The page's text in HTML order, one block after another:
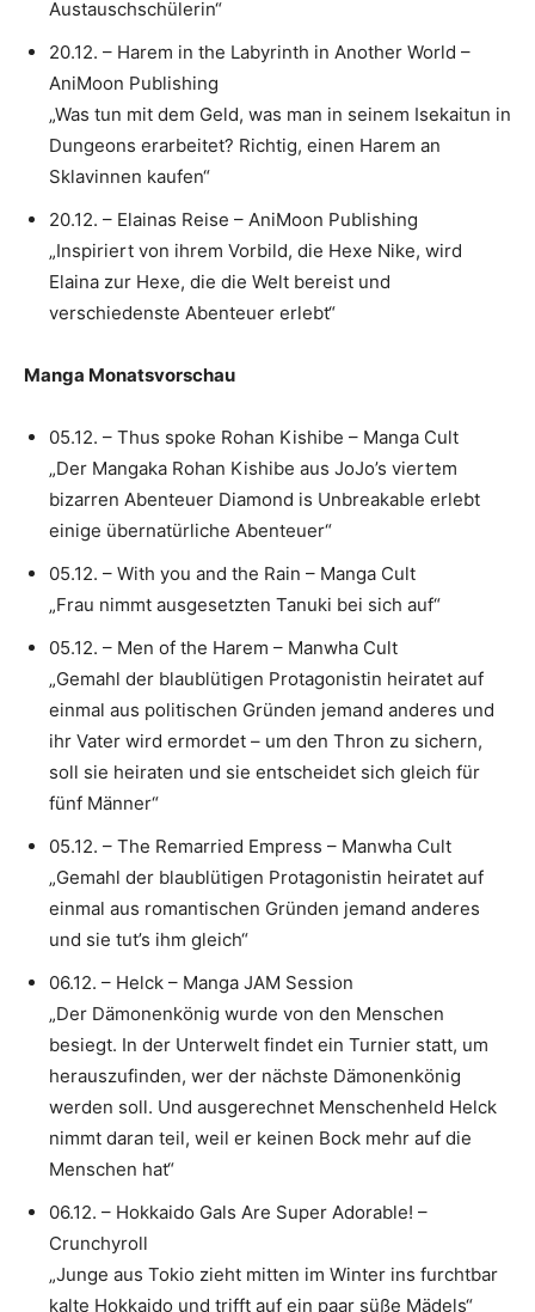
Austauschschülerin“
20.12. – Harem in the Labyrinth in Another World –
AniMoon Publishing
„Was tun mit dem Geld, was man in seinem Isekaitun in
Dungeons erarbeitet? Richtig, einen Harem an
Sklavinnen kaufen“
20.12. – Elainas Reise – AniMoon Publishing
„Inspiriert von ihrem Vorbild, die Hexe Nike, wird
Elaina zur Hexe, die die Welt bereist und
verschiedenste Abenteuer erlebt“
Manga Monatsvorschau
05.12. – Thus spoke Rohan Kishibe – Manga Cult
„Der Mangaka Rohan Kishibe aus JoJo’s viertem
bizarren Abenteuer Diamond is Unbreakable erlebt
einige übernatürliche Abenteuer“
05.12. – With you and the Rain – Manga Cult
„Frau nimmt ausgesetzten Tanuki bei sich auf“
05.12. – Men of the Harem – Manwha Cult
„Gemahl der blaublütigen Protagonistin heiratet auf
einmal aus politischen Gründen jemand anderes und
ihr Vater wird ermordet – um den Thron zu sichern,
soll sie heiraten und sie entscheidet sich gleich für
fünf Männer“
05.12. – The Remarried Empress – Manwha Cult
„Gemahl der blaublütigen Protagonistin heiratet auf
einmal aus romantischen Gründen jemand anderes
und sie tut’s ihm gleich“
06.12. – Helck – Manga JAM Session
„Der Dämonenkönig wurde von den Menschen
besiegt. In der Unterwelt findet ein Turnier statt, um
herauszufinden, wer der nächste Dämonenkönig
werden soll. Und ausgerechnet Menschenheld Helck
nimmt daran teil, weil er keinen Bock mehr auf die
Menschen hat“
06.12. – Hokkaido Gals Are Super Adorable! –
Crunchyroll
„Junge aus Tokio zieht mitten im Winter ins furchtbar
kalte Hokkaido und trifft auf ein paar süße Mädels“